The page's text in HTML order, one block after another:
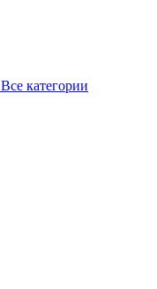
Все категории